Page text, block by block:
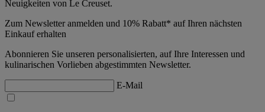
Neuigkeiten von Le Creuset.
Zum Newsletter anmelden und 10% Rabatt* auf Ihren nächsten
Einkauf erhalten
Abonnieren Sie unseren personalisierten, auf Ihre Interessen und
kulinarischen Vorlieben abgestimmten Newsletter.
E-Mail